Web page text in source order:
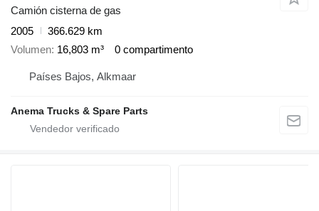
Camión cisterna de gas
2005
366.629 km
Volumen 16,803 m³ 0 compartimento
Países Bajos, Alkmaar
Anema Trucks & Spare Parts